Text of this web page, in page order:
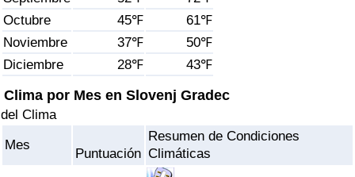
Octubre
45℉
61℉
Noviembre
37℉
50℉
Diciembre
28℉ 43℉
Clima por Mes en Slovenj Gradec
del Clima
Mes
Puntuación
Resumen de Condiciones
Climáticas
Índice de criminalidad por país
Sanidad
Índice de Sanidad (Actual)
Índice de Sanidad por País